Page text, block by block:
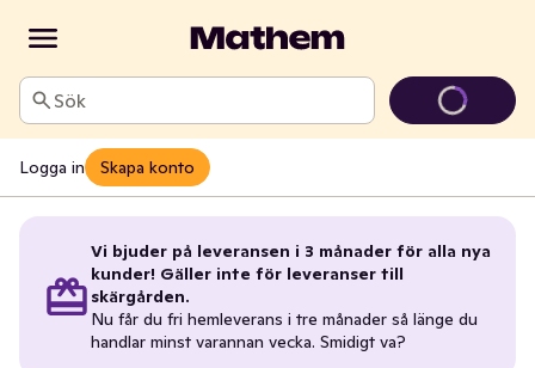
Sök
Logga in Skapa konto
Vi bjuder på leveransen i 3 månader för alla nya
kunder! Gäller inte för leveranser till
skärgården.
Nu får du fri hemleverans i tre månader så länge du
handlar minst varannan vecka. Smidigt va?